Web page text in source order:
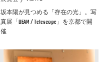
坂本陽が見つめる「存在の光」。写
真展「BEAM / Telescope」を京都で開
催